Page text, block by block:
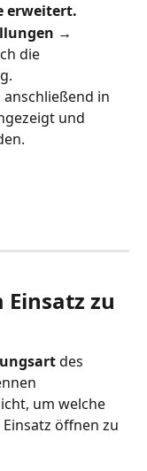
erweitert.
→
die
in
und
zu
des
um welche
öffnen zu